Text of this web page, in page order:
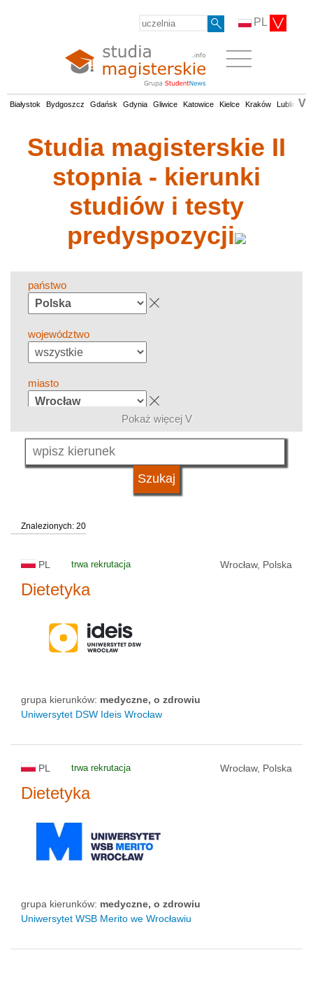
PL
Białystok Bydgoszcz Gdańsk Gdynia Gliwice Katowice Kielce Kraków Lublin V
Studia magisterskie II
stopnia - kierunki
studiów i testy
predyspozycji
państwo
województwo
miasto
grupa kierunków
system studiów
status uczelni
Pokaż więcej V
Znalezionych: 20
PL trwa rekrutacja Wrocław, Polska
Dietetyka
grupa kierunków: medyczne, o zdrowiu
Uniwersytet DSW Ideis Wrocław
PL trwa rekrutacja Wrocław, Polska
Dietetyka
grupa kierunków: medyczne, o zdrowiu
Uniwersytet WSB Merito we Wrocławiu